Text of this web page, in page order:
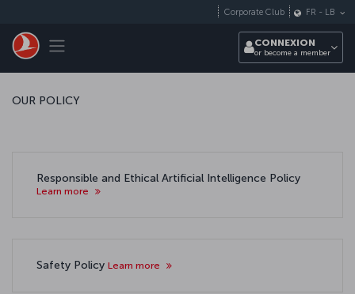
Toggle navigation
Corporate Club FR - LB
CONNEXION
or become a member
OUR POLICY
Responsible and Ethical Artificial Intelligence Policy
Learn more
Safety Policy Learn more